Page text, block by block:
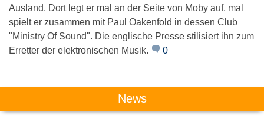
Ausland. Dort legt er mal an der Seite von Moby auf, mal
spielt er zusammen mit Paul Oakenfold in dessen Club
"Ministry Of Sound". Die englische Presse stilisiert ihn zum
Erretter der elektronischen Musik.
0
News